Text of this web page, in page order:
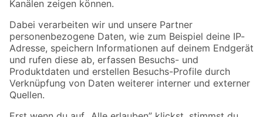
Folge uns
Zahlungsarten Versandarten
Sicher einkaufen